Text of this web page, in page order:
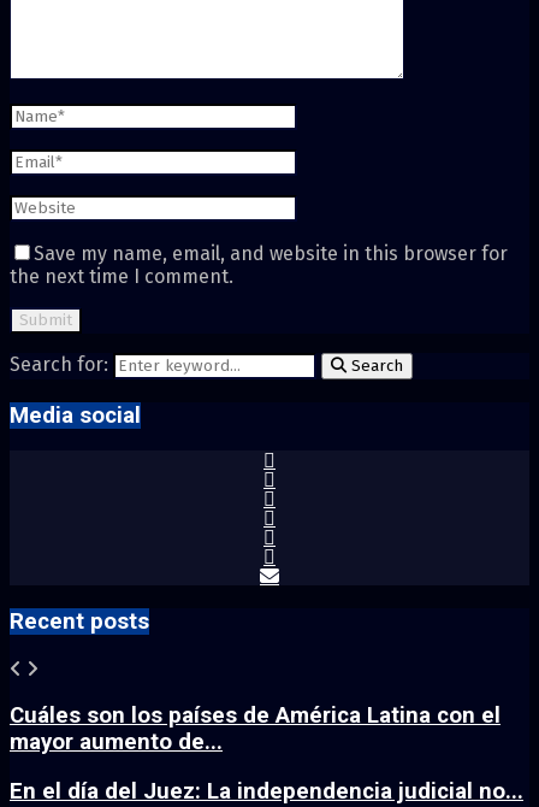
Save my name, email, and website in this browser for
the next time I comment.
Search for: Search
Media social
Recent posts
Cuáles son los países de América Latina con el
mayor aumento de...
En el día del Juez: La independencia judicial no...